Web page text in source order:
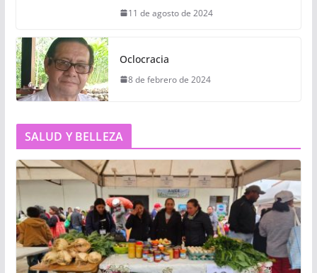
11 de agosto de 2024
Oclocracia
8 de febrero de 2024
SALUD Y BELLEZA